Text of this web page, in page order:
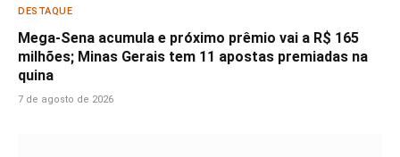
DESTAQUE
Mega-Sena acumula e próximo prêmio vai a R$ 165
milhões; Minas Gerais tem 11 apostas premiadas na
quina
7 de agosto de 2026